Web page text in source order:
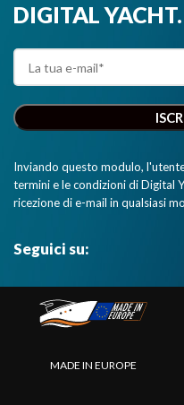
DIGITAL YACHT.
Inviando questo modulo,
termini e le condizioni di Digital
ricezione di e-mail in qualsiasi
Seguici su:
MADE IN EUROPE